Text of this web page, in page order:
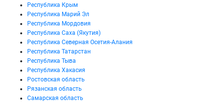
Республика Крым
Республика Марий Эл
Республика Мордовия
Республика Саха (Якутия)
Республика Северная Осетия-Алания
Республика Татарстан
Республика Тыва
Республика Хакасия
Ростовская область
Рязанская область
Самарская область